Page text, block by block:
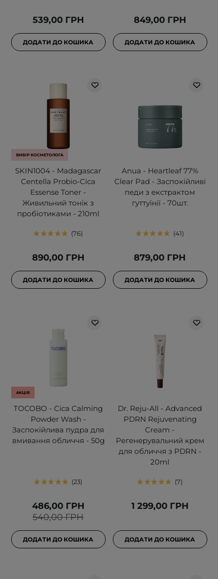
539,00 ГРН
ДОДАТИ ДО КОШИКА
849,00 ГРН
ДОДАТИ ДО КОШИКА
ВИБІР КОСМЕТОЛОГА
SKIN1004 - Madagascar
Centella Probio-Cica
Essense Toner -
Живильний тонік з
пробіотиками - 210ml
76
890,00 ГРН
ДОДАТИ ДО КОШИКА
Anua - Heartleaf 77%
Clear Pad - Заспокійливі
педи з екстрактом
гуттуїнії - 70шт.
41
879,00 ГРН
ДОДАТИ ДО КОШИКА
АКЦІЯ
TOCOBO - Cica Calming
Powder Wash -
Заспокійлива пудра для
вмивання обличчя - 50g
23
540,00 ГРН
486,00 ГРН
ДОДАТИ ДО КОШИКА
Dr. Reju-All - Advanced
PDRN Rejuvenating
Cream -
Регенерувальний крем
для обличчя з PDRN -
20ml
7
1 299,00 ГРН
ДОДАТИ ДО КОШИКА